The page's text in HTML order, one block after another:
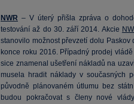
NWR – V úterý přišla zpráva o
testování až do 30. září 2014. Akcie
stanovilo možnost převzetí dolu
konce roku 2016. Případný prodej
sice znamenal ušetření nákladů na
musela hradit náklady v současných
původně plánovaném útlumu bez
budou pokračovat s členy nové